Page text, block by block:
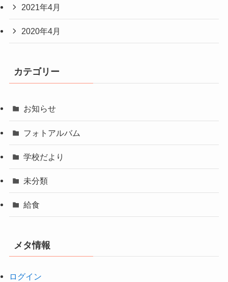
2021年4月
2020年4月
カテゴリー
お知らせ
フォトアルバム
学校だより
未分類
給食
メタ情報
ログイン